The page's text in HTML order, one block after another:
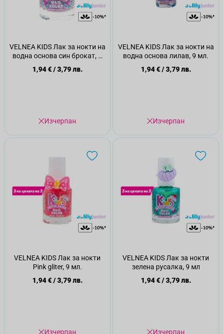
VELNEA KIDS Лак за нокти на
водна основа син брокат, 9
мл.
1,94 €/3,79 лв.
Изчерпан
VELNEA KIDS Лак за нокти на
водна основа лилав, 9 мл.
1,94 €/3,79 лв.
Изчерпан
VELNEA KIDS Лак за нокти
Рink gliter, 9 мл.
1,94 €/3,79 лв.
Изчерпан
VELNEA KIDS Лак за нокти
зелена русалка, 9 мл
1,94 €/3,79 лв.
Изчерпан